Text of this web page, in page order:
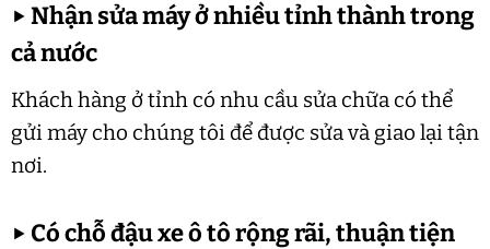
▶Nhận sửa máy ở nhiều tỉnh thành trong
cả nước
Khách hàng ở tỉnh có nhu cầu sửa chữa có thể
gửi máy cho chúng tôi để được sửa và giao lại tận
nơi.
▶ Có chỗ đậu xe ô tô rộng rãi, thuận tiện